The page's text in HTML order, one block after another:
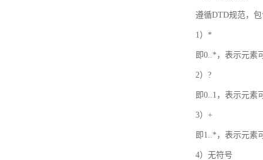
遵循DTD规范，
1）*
即0..*，表示元素
2）?
即0..1，表示元素
3）+
即1..*，表示元素
4）无符号